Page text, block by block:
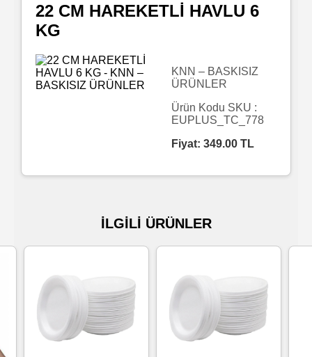
Mendil
Islak
Su
Mendiller
Kolonyalı
22 CM HAREKETLİ HAVLU 6
KG
KNN – BASKISIZ
ÜRÜNLER
Ürün Kodu SKU :
EUPLUS_TC_778
Fiyat: 349.00 TL
İLGİLİ ÜRÜNLER